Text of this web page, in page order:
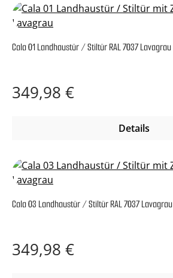
Cala 01 Landhaustür / Stiltür RAL 7037 Lavagrau
Regulärer Preis:
349,98 €
Details
Cala 03 Landhaustür / Stiltür RAL 7037 Lavagrau
Regulärer Preis:
349,98 €